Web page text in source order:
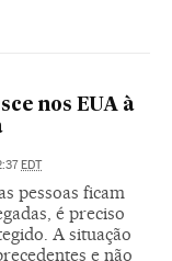
nos EUA à
EDT
pessoas ficam
é preciso
A situação
e não